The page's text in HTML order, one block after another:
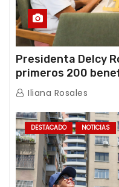
Presidenta Delcy
primeros 200
de los Abuelos “La
Iliana Rosales
DESTACADO NOTICIAS